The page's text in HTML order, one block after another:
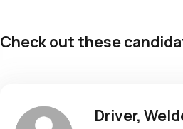
Check out these
Driver,